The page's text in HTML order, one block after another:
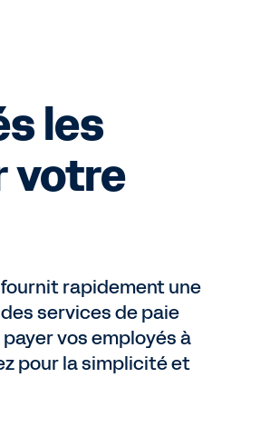
les
votre
rapidement une
services de paie
vos employés à
pour la simplicité et